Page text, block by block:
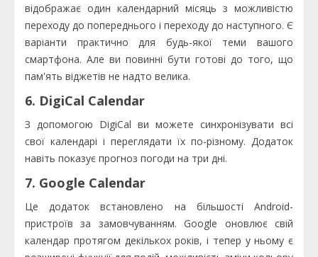
відображає один календарний місяць з можливістю
переходу до попереднього і переходу до наступного. Є
варіанти практично для будь-якої теми вашого
смартфона. Але ви повинні бути готові до того, що
пам'ять віджетів не надто велика.
6. DigiCal Calendar
З допомогою DigiCal ви можете синхронізувати всі
свої календарі і переглядати їх по-різному. Додаток
навіть показує прогноз погоди на три дні.
7. Google Calendar
Це додаток встановлено на більшості Android-
пристроїв за замовчуванням. Google оновлює свій
календар протягом декількох років, і тепер у ньому є